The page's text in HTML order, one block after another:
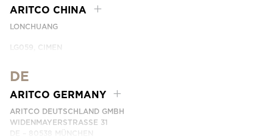
ARITCO CHINA
LONCHUANG
LG059, CIMEN
SHANGHAI, CHINA
PHONE:+86 400 6233 121
EMAIL:INFO.CHINA@ARITCO.COM
DE
ARITCO GERMANY
ARITCO DEUTSCHLAND GMBH
WIDENMAYERSTRASSE 31
DE – 80538 MÜNCHEN